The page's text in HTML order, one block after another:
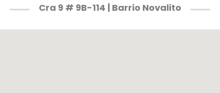
Cra 9 # 9B-114 | Barrio Novalito